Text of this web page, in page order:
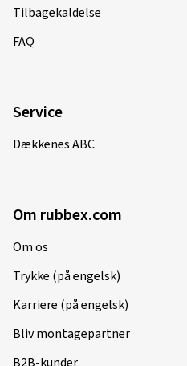
Tilbagekaldelse
FAQ
Service
Dækkenes ABC
Om rubbex.com
Om os
Trykke (på engelsk)
Karriere (på engelsk)
Bliv montagepartner